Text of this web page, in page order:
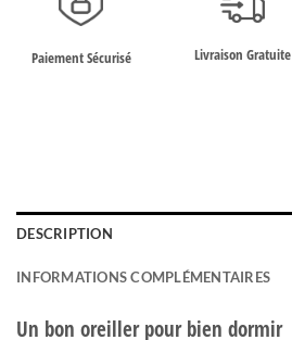
Paiement Sécurisé Livraison Gratuite
DESCRIPTION
INFORMATIONS COMPLÉMENTAIRES
Un bon oreiller pour bien dormir